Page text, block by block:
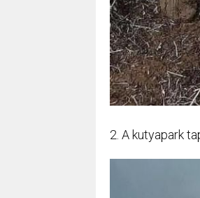
2. A kutyapark